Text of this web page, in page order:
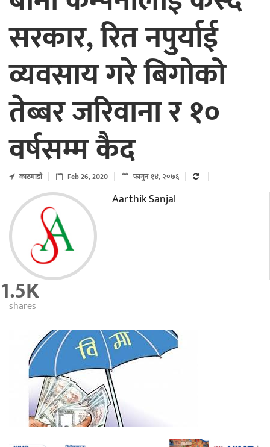
सरकार, रित नपुर्याई
व्यवसाय गरे बिगोको
तेब्बर जरिवाना र १०
वर्षसम्म कैद
काठमाडाैं Feb 26, 2020 फागुन १४, २०७६
Aarthik Sanjal
1.5K
shares